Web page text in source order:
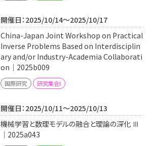
開催日：2025/10/14～2025/10/17
China-Japan Joint Workshop on Practical
Inverse Problems Based on Interdisciplin
ary and/or Industry-Academia Collaborati
on｜2025b009
国際研究 研究集会I
開催日：2025/10/11～2025/10/13
機械学習と数理モデルの融合と理論の深化 Ⅲ
｜2025a043